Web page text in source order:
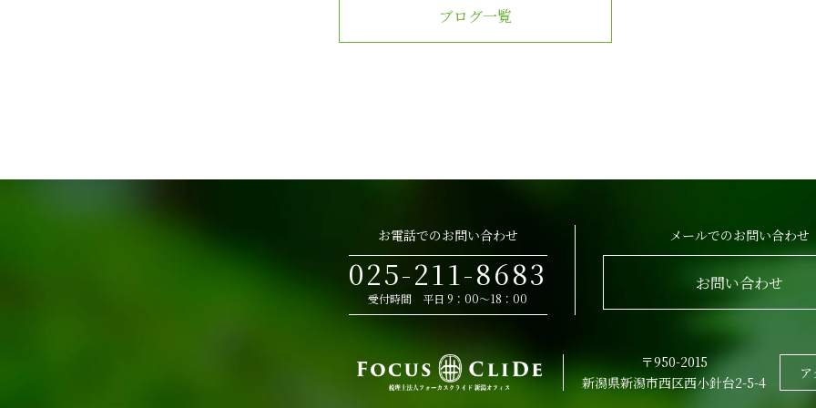
ブログ一覧
お電話でのお問い合わせ
025-211-8683
受付時間 平日 9：00～18：00
メールでのお問い合わせ
お問い合わせ
〒950-2015
新潟県新潟市西区西小針台2-5-4